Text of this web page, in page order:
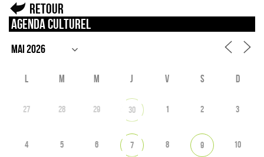
Retour
Agenda culturel
L M M J V S D
27 28 29 30 1 2 3
4 5 6 7 8 9 10